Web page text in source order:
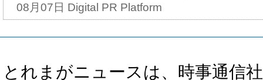
08月07日 Digital PR Platform
とれまがニュースは、時事通信